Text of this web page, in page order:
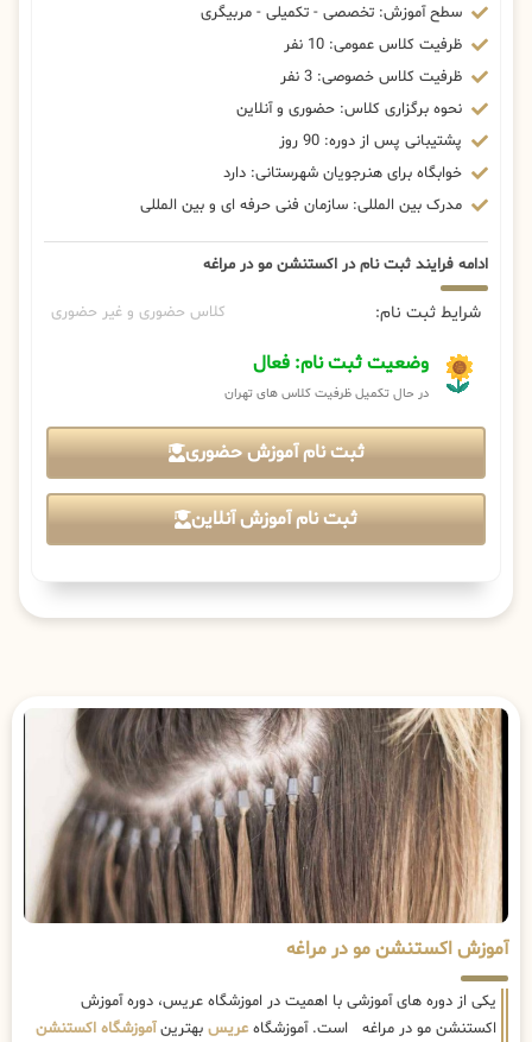
سطح آموزش: تخصصی - تکمیلی - مربیگری
ظرفیت کلاس عمومی: 10 نفر
ظرفیت کلاس خصوصی: 3 نفر
نحوه برگزاری کلاس: حضوری و آنلاین
پشتیبانی پس از دوره: 90 روز
خوابگاه برای هنرجویان شهرستانی: دارد
مدرک بین المللی: سازمان فنی حرفه ای و بین المللی
ادامه فرایند ثبت نام در اکستنشن مو در مراغه
شرایط ثبت نام: کلاس حضوری و غیر حضوری
وضعیت ثبت نام: فعال
در حال تکمیل ظرفیت کلاس های تهران
ثبت نام آموزش حضوری
ثبت نام آموزش آنلاین
آموزش اکستنشن مو در مراغه
یکی از دوره های آموزشی با اهمیت در اموزشگاه عریس، دوره آموزش
اکستنشن مو در مراغه است. آموزشگاه عریس بهترینآموزشگاه اکستنشن